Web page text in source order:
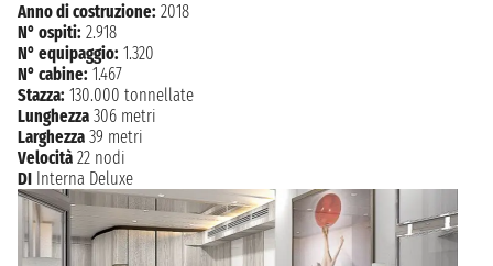
Anno di costruzione: 2018
N° ospiti: 2.918
N° equipaggio: 1.320
N° cabine: 1.467
Stazza: 130.000 tonnellate
Lunghezza 306 metri
Larghezza 39 metri
Velocità 22 nodi
DI Interna Deluxe